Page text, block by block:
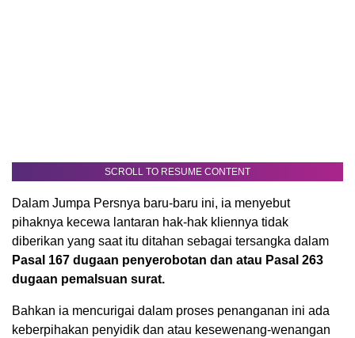
SCROLL TO RESUME CONTENT
Dalam Jumpa Persnya baru-baru ini, ia menyebut
pihaknya kecewa lantaran hak-hak kliennya tidak
diberikan yang saat itu ditahan sebagai tersangka dalam
Pasal 167 dugaan penyerobotan dan atau Pasal 263
dugaan pemalsuan surat.
Bahkan ia mencurigai dalam proses penanganan ini ada
keberpihakan penyidik dan atau kesewenang-wenangan